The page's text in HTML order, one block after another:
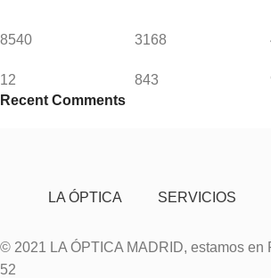
8540
12
3168
843
Recent Comments
LA ÓPTICA SERVICIOS
© 2021 LA ÓPTICA MADRID, estamos en
52